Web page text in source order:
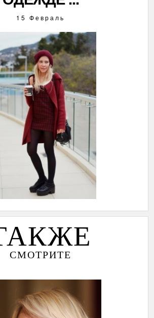
15 Февраль
СМОТРИТЕ